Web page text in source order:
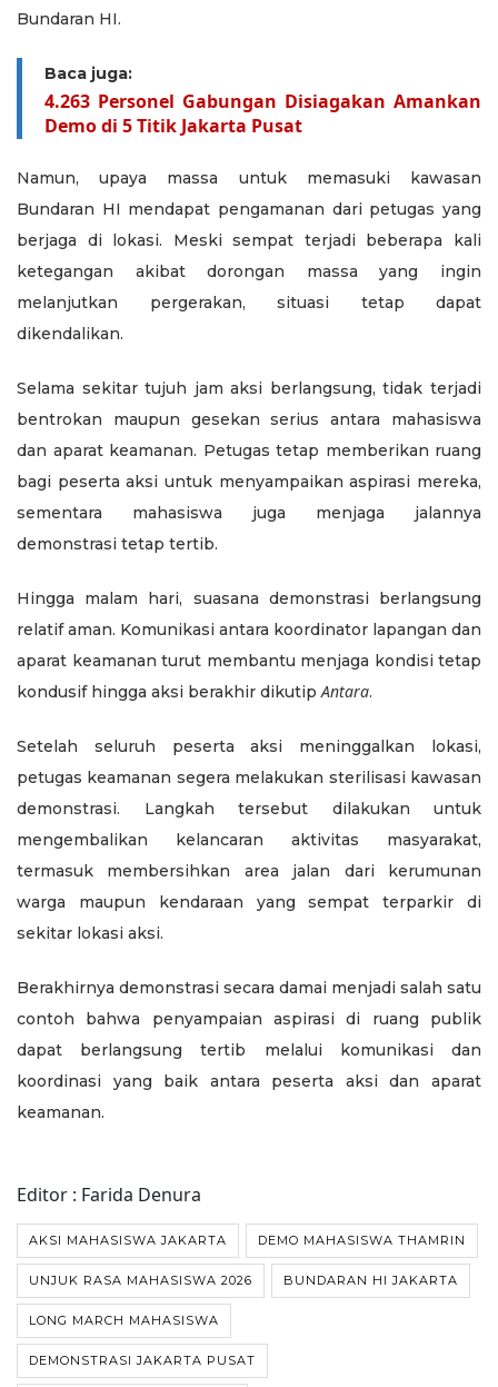
Bundaran HI.
Baca juga:
4.263 Personel Gabungan Disiagakan Amankan
Demo di 5 Titik Jakarta Pusat
Namun, upaya massa untuk memasuki kawasan
Bundaran HI mendapat pengamanan dari petugas yang
berjaga di lokasi. Meski sempat terjadi beberapa kali
ketegangan akibat dorongan massa yang ingin
melanjutkan pergerakan, situasi tetap dapat
dikendalikan.
Selama sekitar tujuh jam aksi berlangsung, tidak terjadi
bentrokan maupun gesekan serius antara mahasiswa
dan aparat keamanan. Petugas tetap memberikan ruang
bagi peserta aksi untuk menyampaikan aspirasi mereka,
sementara mahasiswa juga menjaga jalannya
demonstrasi tetap tertib.
Hingga malam hari, suasana demonstrasi berlangsung
relatif aman. Komunikasi antara koordinator lapangan dan
aparat keamanan turut membantu menjaga kondisi tetap
kondusif hingga aksi berakhir dikutipAntara.
Setelah seluruh peserta aksi meninggalkan lokasi,
petugas keamanan segera melakukan sterilisasi kawasan
demonstrasi. Langkah tersebut dilakukan untuk
mengembalikan kelancaran aktivitas masyarakat,
termasuk membersihkan area jalan dari kerumunan
warga maupun kendaraan yang sempat terparkir di
sekitar lokasi aksi.
Berakhirnya demonstrasi secara damai menjadi salah satu
contoh bahwa penyampaian aspirasi di ruang publik
dapat berlangsung tertib melalui komunikasi dan
koordinasi yang baik antara peserta aksi dan aparat
keamanan.
Editor : Farida Denura
AKSI MAHASISWA JAKARTA DEMO MAHASISWA THAMRIN
UNJUK RASA MAHASISWA 2026 BUNDARAN HI JAKARTA
LONG MARCH MAHASISWA
DEMONSTRASI JAKARTA PUSAT